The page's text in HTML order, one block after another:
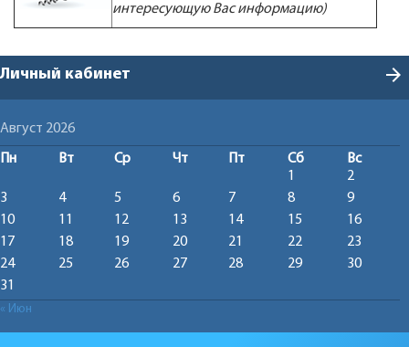
интересующую Вас информацию)
Личный кабинет arrow_forward
Август 2026
Пн Вт Ср Чт Пт Сб
Вс
1
2
3
4 5 6 7 8
9
10
11 12 13 14 15
16
17
18 19 20 21 22
23
24
25 26 27 28 29
30
31
« Июн